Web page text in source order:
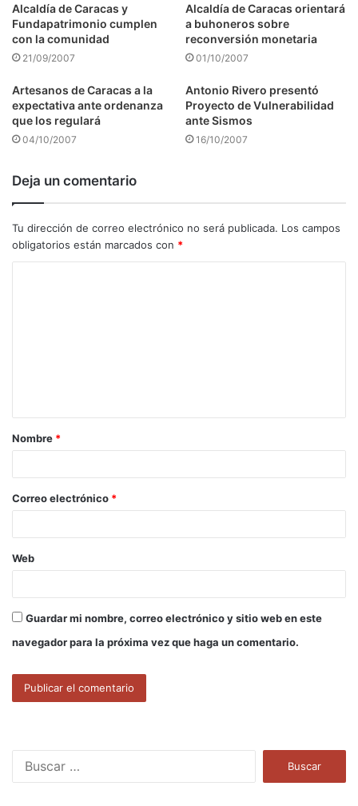
Alcaldía de Caracas y
Fundapatrimonio cumplen
con la comunidad
21/09/2007
Alcaldía de Caracas orientará
a buhoneros sobre
reconversión monetaria
01/10/2007
Artesanos de Caracas a la
expectativa ante ordenanza
que los regulará
04/10/2007
Antonio Rivero presentó
Proyecto de Vulnerabilidad
ante Sismos
16/10/2007
Deja un comentario
Tu dirección de correo electrónico no será publicada. Los campos
obligatorios están marcados con *
a
r
*
Nombre *
Correo electrónico *
Web
Guardar mi nombre, correo electrónico y sitio web en este
navegador para la próxima vez que haga un comentario.